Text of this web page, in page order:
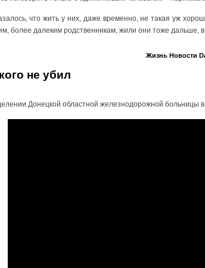
что жить у них, даже временно, не такая уж
более далеким родственникам, жили они тоже дальше,
Жизнь Новости
не убил
Донецкой областной железнодорожной больницы